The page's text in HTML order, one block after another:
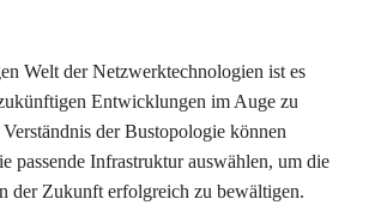
Welt der Netzwerktechnologien ist es
Entwicklungen im Auge zu
der Bustopologie können
passende Infrastruktur auswählen, um die
der Zukunft erfolgreich zu bewältigen.